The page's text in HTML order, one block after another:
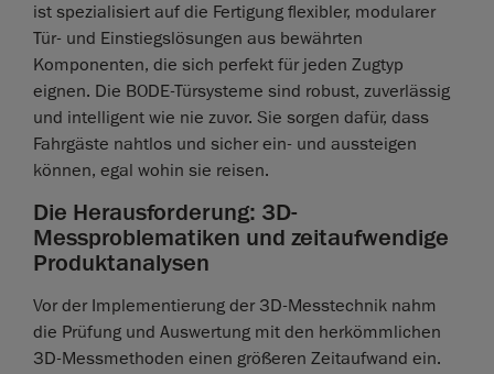
ist spezialisiert auf die Fertigung flexibler, modularer
Tür- und Einstiegslösungen aus bewährten
Komponenten, die sich perfekt für jeden Zugtyp
eignen. Die BODE-Türsysteme sind robust, zuverlässig
und intelligent wie nie zuvor. Sie sorgen dafür, dass
Fahrgäste nahtlos und sicher ein- und aussteigen
können, egal wohin sie reisen.
Die Herausforderung: 3D-
Messproblematiken und zeitaufwendige
Produktanalysen
Vor der Implementierung der 3D-Messtechnik nahm
die Prüfung und Auswertung mit den herkömmlichen
3D-Messmethoden einen größeren Zeitaufwand ein.